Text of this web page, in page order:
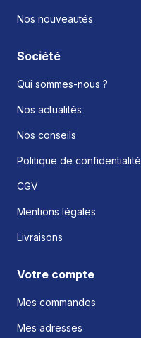
Nos nouveautés
Société
Qui sommes-nous ?
Nos actualités
Nos conseils
Politique de confidentialité
CGV
Mentions légales
Livraisons
Votre compte
Mes commandes
Mes adresses